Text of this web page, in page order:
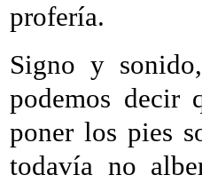
profería.
Signo y
podemos decir
poner los pies
todavía no